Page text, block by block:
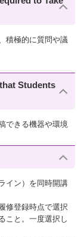
積極的に質問や議
Students
できる機器や環境
イン）を同時開講
修登録時点で選択
こと。一度選択し